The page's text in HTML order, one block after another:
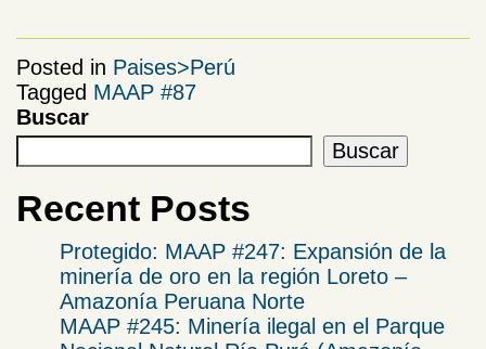
Posted in Paises>Perú
Tagged MAAP #87
Buscar
Buscar
Recent Posts
Protegido: MAAP #247: Expansión de la
minería de oro en la región Loreto –
Amazonía Peruana Norte
MAAP #245: Minería ilegal en el Parque